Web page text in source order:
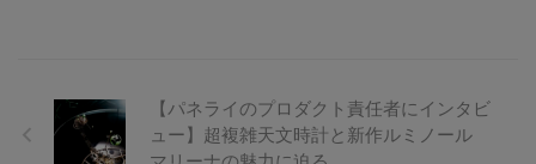
【パネライのプロダクト責任者にインタビ
ュー】超複雑天文時計と新作ルミノール